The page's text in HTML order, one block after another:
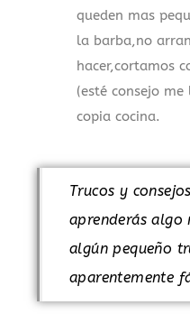
queden mas
la barba,no
hacer,cortamos
(esté consejo
copia cocina.
Trucos y
aprenderás algo
algún pequeño
aparentemente